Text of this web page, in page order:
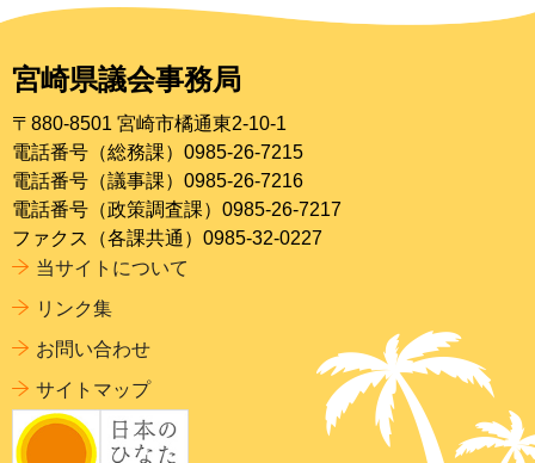
宮崎県議会事務局
〒880-8501 宮崎市橘通東2-10-1
電話番号（総務課）0985-26-7215
電話番号（議事課）0985-26-7216
電話番号（政策調査課）0985-26-7217
ファクス（各課共通）0985-32-0227
当サイトについて
リンク集
お問い合わせ
サイトマップ